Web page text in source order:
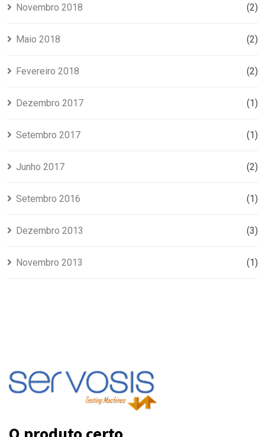
Novembro 2018 (2)
Maio 2018 (2)
Fevereiro 2018 (2)
Dezembro 2017 (1)
Setembro 2017 (1)
Junho 2017 (2)
Setembro 2016 (1)
Dezembro 2013 (3)
Novembro 2013 (1)